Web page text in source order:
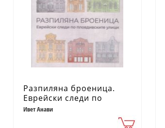
Разпиляна броеница.
Еврейски следи по
пловдивските улици.
Ивет Анави